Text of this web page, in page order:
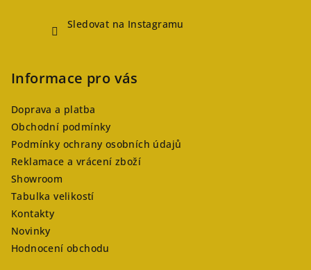
Sledovat na Instagramu
Informace pro vás
Doprava a platba
Obchodní podmínky
Podmínky ochrany osobních údajů
Reklamace a vrácení zboží
Showroom
Tabulka velikostí
Kontakty
Novinky
Hodnocení obchodu